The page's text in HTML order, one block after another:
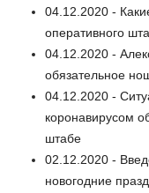
04.12.2020 -
оперативного
04.12.2020 -
обязательное
04.12.2020 -
коронавирусом
штабе
02.12.2020 -
новогодние